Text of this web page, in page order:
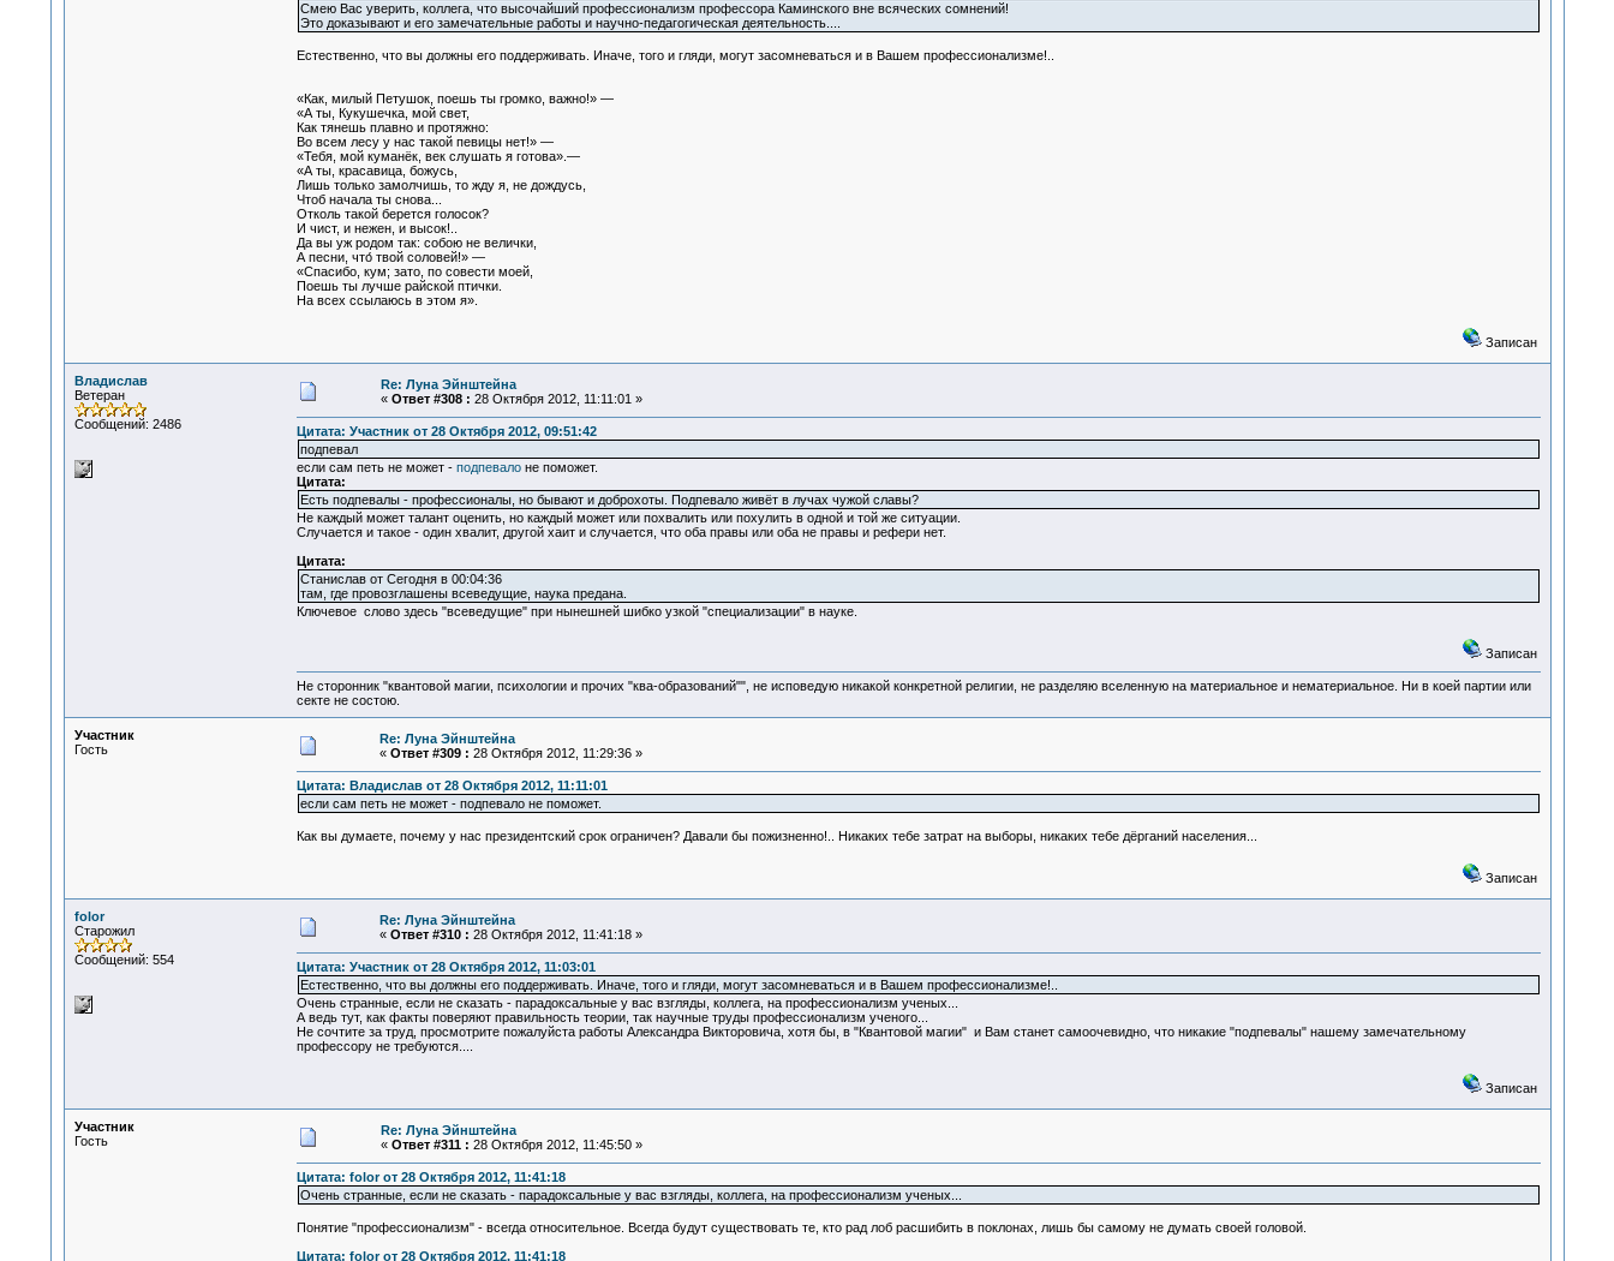
Смею Вас уверить, коллега, что высочайший профессионализм профессора Каминского вне всяческих сомнений!
Это доказывают и его замечательные работы и научно-педагогическая деятельность....
Естественно, что вы должны его поддерживать. Иначе, того и гляди, могут засомневаться и в Вашем профессионализме!..
«Как, милый Петушок, поешь ты громко, важно!» —
«А ты, Кукушечка, мой свет,
Как тянешь плавно и протяжно:
Во всем лесу у нас такой певицы нет!» —
«Тебя, мой куманёк, век слушать я готова».—
«А ты, красавица, божусь,
Лишь только замолчишь, то жду я, не дождусь,
Чтоб начала ты снова...
Отколь такой берется голосок?
И чист, и нежен, и высок!..
Да вы уж родом так: собою не велички,
А песни, что́ твой соловей!» —
«Спасибо, кум; зато, по совести моей,
Поешь ты лучше райской птички.
На всех ссылаюсь в этом я».
Записан
Владислав
Ветеран
Сообщений: 2486
Re: Луна Эйнштейна
« Ответ #308 : 28 Октября 2012, 11:11:01 »
Цитата: Участник от 28 Октября 2012, 09:51:42
подпевал
если сам петь не может - подпевалоне поможет.
Цитата:
Есть подпевалы - профессионалы, но бывают и доброхоты. Подпевало живёт в лучах чужой славы?
Не каждый может талант оценить, но каждый может или похвалить или похулить в одной и той же ситуации.
Случается и такое - один хвалит, другой хаит и случается, что оба правы или оба не правы и рефери нет.
Цитата:
Станислав от Сегодня в 00:04:36
там, где провозглашены всеведущие, наука предана.
Ключевое слово здесь "всеведущие" при нынешней шибко узкой "специализации" в науке.
Записан
Не сторонник "квантовой магии, психологии и прочих "ква-образований"", не исповедую никакой конкретной религии, не разделяю вселенную на материальное и нематериальное. Ни в коей партии или
секте не состою.
Участник
Гость
Re: Луна Эйнштейна
« Ответ #309 : 28 Октября 2012, 11:29:36 »
Цитата: Владислав от 28 Октября 2012, 11:11:01
если сам петь не может - подпевало не поможет.
Как вы думаете, почему у нас президентский срок ограничен? Давали бы пожизненно!.. Никаких тебе затрат на выборы, никаких тебе дёрганий населения...
Записан
folor
Старожил
Сообщений: 554
Re: Луна Эйнштейна
« Ответ #310 : 28 Октября 2012, 11:41:18 »
Цитата: Участник от 28 Октября 2012, 11:03:01
Естественно, что вы должны его поддерживать. Иначе, того и гляди, могут засомневаться и в Вашем профессионализме!..
Очень странные, если не сказать - парадоксальные у вас взгляды, коллега, на профессионализм ученых...
А ведь тут, как факты поверяют правильность теории, так научные труды профессионализм ученого...
Не сочтите за труд, просмотрите пожалуйста работы Александра Викторовича, хотя бы, в "Квантовой магии" и Вам станет самоочевидно, что никакие "подпевалы" нашему замечательному
профессору не требуются....
Записан
Участник
Гость
Re: Луна Эйнштейна
« Ответ #311 : 28 Октября 2012, 11:45:50 »
Цитата: folor от 28 Октября 2012, 11:41:18
Очень странные, если не сказать - парадоксальные у вас взгляды, коллега, на профессионализм ученых...
Понятие "профессионализм" - всегда относительное. Всегда будут существовать те, кто рад лоб расшибить в поклонах, лишь бы самому не думать своей головой.
Цитата: folor от 28 Октября 2012, 11:41:18